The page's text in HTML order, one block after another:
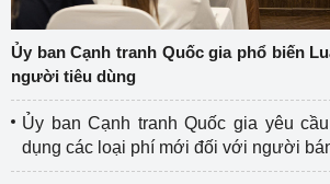
Ủy ban Cạnh tranh Quốc gia phổ biến
người tiêu dùng
Ủy ban Cạnh tranh Quốc gia yêu
dụng các loại phí mới đối với người